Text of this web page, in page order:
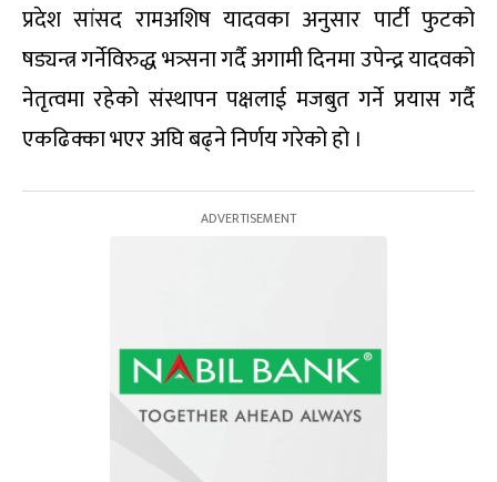
प्रदेश सांसद रामअशिष यादवका अनुसार पार्टी फुटको
षड्यन्त्र गर्नेविरुद्ध भत्र्सना गर्दै अगामी दिनमा उपेन्द्र यादवको
नेतृत्वमा रहेको संस्थापन पक्षलाई मजबुत गर्ने प्रयास गर्दै
एकढिक्का भएर अघि बढ्ने निर्णय गरेको हो ।